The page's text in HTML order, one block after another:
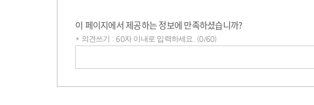
이 페이지에서 제공하는 정보에 만족하셨습니까?
* 의견쓰기 : 60자 이내로 입력하세요. (0/60)